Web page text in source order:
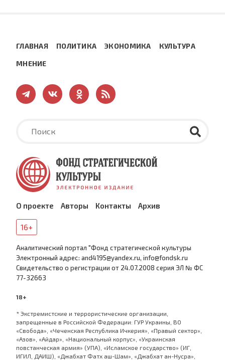
ГЛАВНАЯ ПОЛИТИКА ЭКОНОМИКА КУЛЬТУРА
МНЕНИЕ
О проекте Авторы Контакты Архив
16+
Аналитический портал "Фонд стратегической культуры
Электронный адрес: and4195@yandex.ru, info@fondsk.ru
Cвидетельство о регистрации от 24.07.2008 серия ЭЛ № ФС
77-32663
18+
* Экстремистские и террористические организации,
запрещенные в Российской Федерации: ГУР Украины, ВО
«Свобода», «Чеченская Республика Ичкерия», «Правый сектор»,
«Азов», «Айдар», «Национальный корпус», «Украинская
повстанческая армия» (УПА), «Исламское государство» (ИГ,
ИГИЛ, ДАИШ), «Джабхат Фатх аш-Шам», «Джабхат ан-Нусра»,